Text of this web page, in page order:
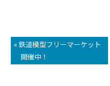
« 鉄道模型フリーマーケット
開催中！